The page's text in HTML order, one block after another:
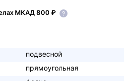
МКАД 800 ₽
подвесной
прямоугольная